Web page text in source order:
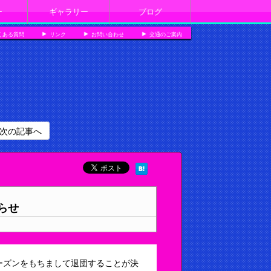
ギャラリー ブログ
ある質問 リンク お問い合わせ 交通のご案内
次の記事へ
せ
ンをもちまして退団することが決